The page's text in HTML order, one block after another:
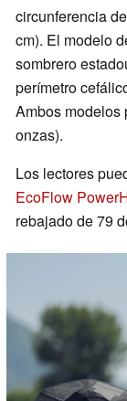
circunferencia
cm). El modelo
sombrero
perímetro
Ambos modelos
onzas).
Los lectores
EcoFlow
rebajado de 79